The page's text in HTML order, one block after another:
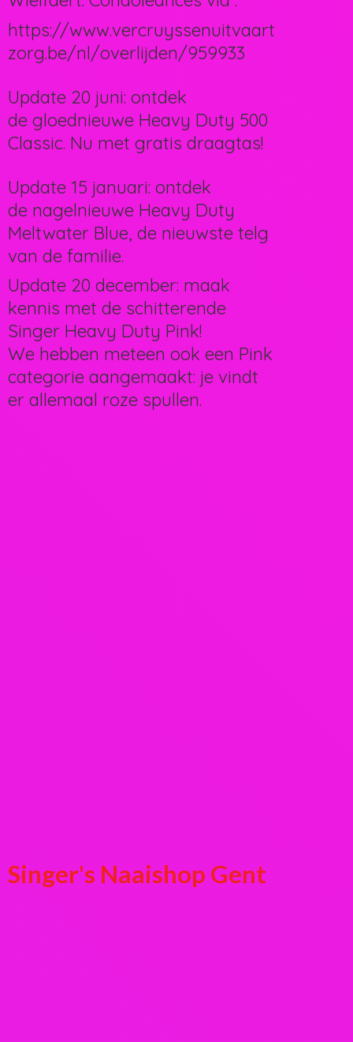
Singer's Naaishop Gent
https://www.vercruyssenuitvaart
zorg.be/nl/overlijden/959933
Update 20 juni: ontdek
de gloednieuwe Heavy Duty 500
Classic. Nu met gratis draagtas!
Update 15 januari: ontdek
de nagelnieuwe Heavy Duty
Meltwater Blue, de nieuwste telg
van de familie.
Update 20 december: maak
kennis met de schitterende
Singer Heavy Duty Pink!
We hebben meteen ook een Pink
categorie aangemaakt: je vindt
er allemaal roze spullen.